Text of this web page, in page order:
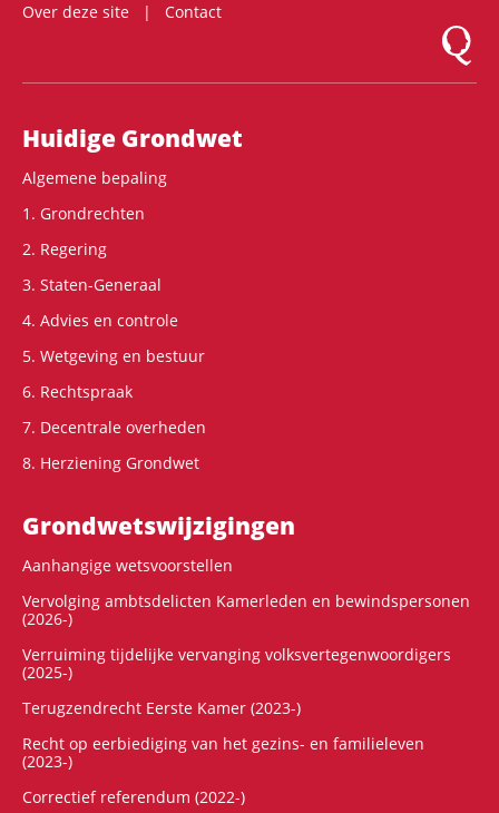
Over deze site
Contact
Logo
Hoofdnavigatie
Huidige Grondwet
Algemene bepaling
1. Grondrechten
2. Regering
3. Staten-Generaal
4. Advies en controle
5. Wetgeving en bestuur
6. Rechtspraak
7. Decentrale overheden
8. Herziening Grondwet
Grondwets­wijzigingen
Aanhangige wetsvoorstellen
Vervolging ambtsdelicten Kamerleden en bewindspersonen
(2026-)
Verruiming tijdelijke vervanging volksvertegenwoordigers
(2025-)
Terugzendrecht Eerste Kamer (2023-)
Recht op eerbiediging van het gezins- en familieleven
(2023-)
Correctief referendum (2022-)